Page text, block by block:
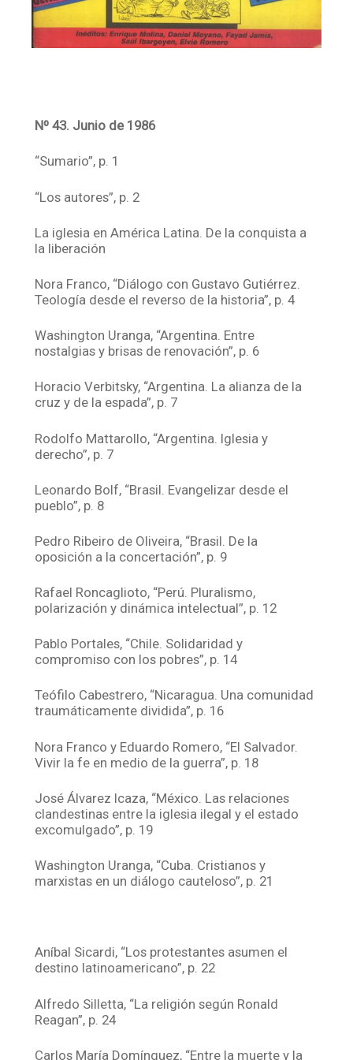
Nº 43. Junio de 1986
“Sumario”, p. 1
“Los autores”, p. 2
La iglesia en América Latina. De la conquista a
la liberación
Nora Franco, “Diálogo con Gustavo Gutiérrez.
Teología desde el reverso de la historia”, p. 4
Washington Uranga, “Argentina. Entre
nostalgias y brisas de renovación”, p. 6
Horacio Verbitsky, “Argentina. La alianza de la
cruz y de la espada”, p. 7
Rodolfo Mattarollo, “Argentina. Iglesia y
derecho”, p. 7
Leonardo Bolf, “Brasil. Evangelizar desde el
pueblo”, p. 8
Pedro Ribeiro de Oliveira, “Brasil. De la
oposición a la concertación”, p. 9
Rafael Roncaglioto, “Perú. Pluralismo,
polarización y dinámica intelectual”, p. 12
Pablo Portales, “Chile. Solidaridad y
compromiso con los pobres”, p. 14
Teófilo Cabestrero, “Nicaragua. Una comunidad
traumáticamente dividida”, p. 16
Nora Franco y Eduardo Romero, “El Salvador.
Vivir la fe en medio de la guerra”, p. 18
José Álvarez Icaza, “México. Las relaciones
clandestinas entre la iglesia ilegal y el estado
excomulgado”, p. 19
Washington Uranga, “Cuba. Cristianos y
marxistas en un diálogo cauteloso”, p. 21
Aníbal Sicardi, “Los protestantes asumen el
destino latinoamericano”, p. 22
Alfredo Silletta, “La religión según Ronald
Reagan”, p. 24
Carlos María Domínguez, “Entre la muerte y la